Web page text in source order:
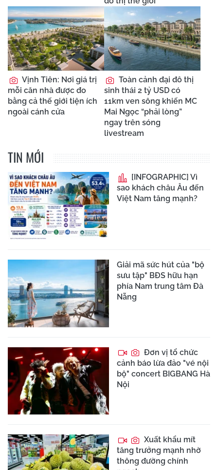
Vịnh Tiên: Nơi giá trị
mỗi căn nhà được đo
bằng cả thế giới tiện ích
ngoài cánh cửa
Toàn cảnh đại đô thị
sinh thái 2 tỷ USD có
11km ven sông khiến MC
Mai Ngọc “phải lòng”
ngay trên sóng
livestream
TIN MỚI
[INFOGRAPHIC] Vì
sao khách châu Âu đến
Việt Nam tăng mạnh?
Giải mã sức hút của "bộ
sưu tập" BĐS hữu hạn
phía Nam trung tâm Đà
Nẵng
Đơn vị tổ chức
cảnh báo lừa đảo "vé nội
bộ" concert BIGBANG Hà
Nội
Xuất khẩu mít
tăng trưởng mạnh nhờ
thông đường chính